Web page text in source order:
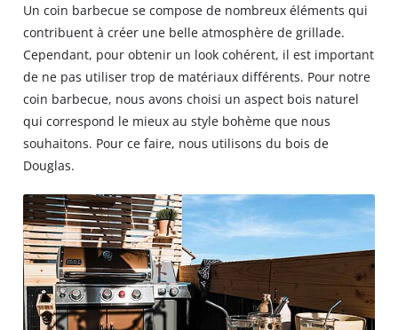
Un coin barbecue se compose de nombreux éléments qui
contribuent à créer une belle atmosphère de grillade.
Cependant, pour obtenir un look cohérent, il est important
de ne pas utiliser trop de matériaux différents. Pour notre
coin barbecue, nous avons choisi un aspect bois naturel
qui correspond le mieux au style bohème que nous
souhaitons. Pour ce faire, nous utilisons du bois de
Douglas.